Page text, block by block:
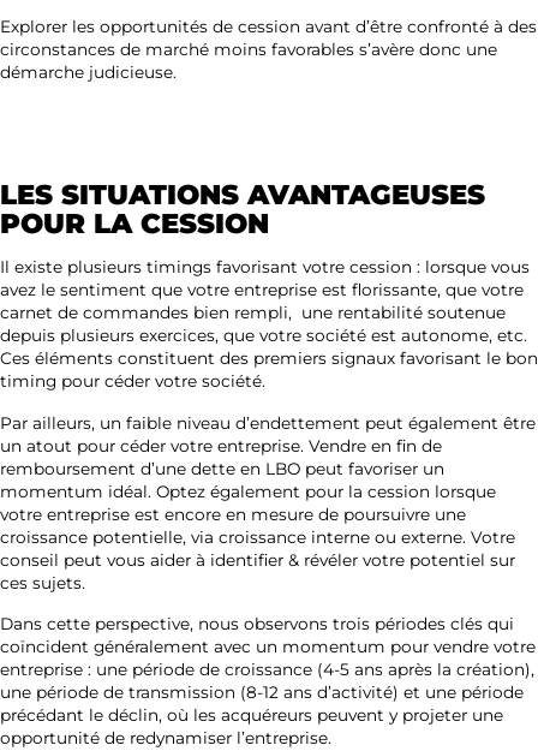
Explorer les opportunités de cession avant d’être confronté à des
circonstances de marché moins favorables s’avère donc une
démarche judicieuse.
LES SITUATIONS AVANTAGEUSES
POUR LA CESSION
Il existe plusieurs timings favorisant votre cession : lorsque vous
avez le sentiment que votre entreprise est florissante, que votre
carnet de commandes bien rempli, une rentabilité soutenue
depuis plusieurs exercices, que votre société est autonome, etc.
Ces éléments constituent des premiers signaux favorisant le bon
timing pour céder votre société.
Par ailleurs, un faible niveau d’endettement peut également être
un atout pour céder votre entreprise. Vendre en fin de
remboursement d’une dette en LBO peut favoriser un
momentum idéal. Optez également pour la cession lorsque
votre entreprise est encore en mesure de poursuivre une
croissance potentielle, via croissance interne ou externe. Votre
conseil peut vous aider à identifier & révéler votre potentiel sur
ces sujets.
Dans cette perspective, nous observons trois périodes clés qui
coïncident généralement avec un momentum pour vendre votre
entreprise : une période de croissance (4-5 ans après la création),
une période de transmission (8-12 ans d’activité) et une période
précédant le déclin, où les acquéreurs peuvent y projeter une
opportunité de redynamiser l’entreprise.